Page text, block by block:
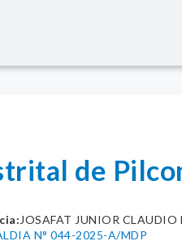
de
JOSAFAT JUNIOR CLAUDIO
N° 044-2025-A/MDP